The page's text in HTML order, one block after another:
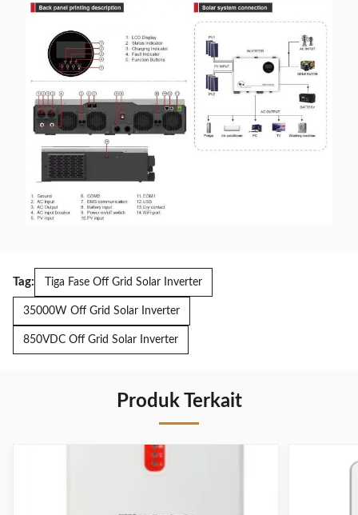
Tegangan Mulai Dingin 46.0VDC
Arus Pengisian Surya
Current Charging
Default
160A
Algoritma Pengisian
3-Step (Baterai banjir, AGM /
GEL / Baterai Lead), 4-Step (Li)
Arus muatan
Spesifikasi Mekanis
(W*H*D)
Berat bersih ((kg) 21.0
lain
0°C ~ 50°C
Tag: Tiga Fase Off Grid Solar Inverter
35000W Off Grid Solar Inverter
850VDC Off Grid Solar Inverter
Produk Terkait